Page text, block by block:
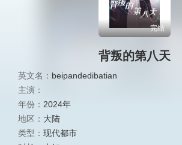
完结
背叛的第八天
英文名： beipandedibatian
主演：
年份： 2024年
地区： 大陆
类型： 现代都市